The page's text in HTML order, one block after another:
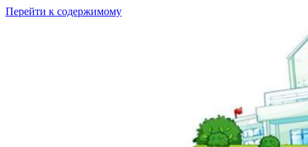
Перейти к содержимому